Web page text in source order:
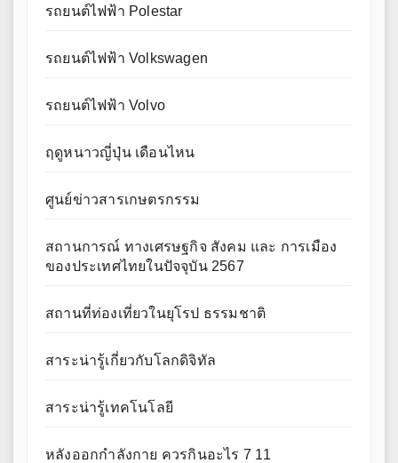
รถยนต์ไฟฟ้า Polestar
รถยนต์ไฟฟ้า Volkswagen
รถยนต์ไฟฟ้า Volvo
ฤดูหนาวญี่ปุ่น เดือนไหน
ศูนย์ข่าวสารเกษตรกรรม
สถานการณ์ ทางเศรษฐกิจ สังคม และ การเมือง
ของประเทศไทยในปัจจุบัน 2567
สถานที่ท่องเที่ยวในยุโรป ธรรมชาติ
สาระน่ารู้เกี่ยวกับโลกดิจิทัล
สาระน่ารู้เทคโนโลยี
หลังออกกําลังกาย ควรกินอะไร 7 11